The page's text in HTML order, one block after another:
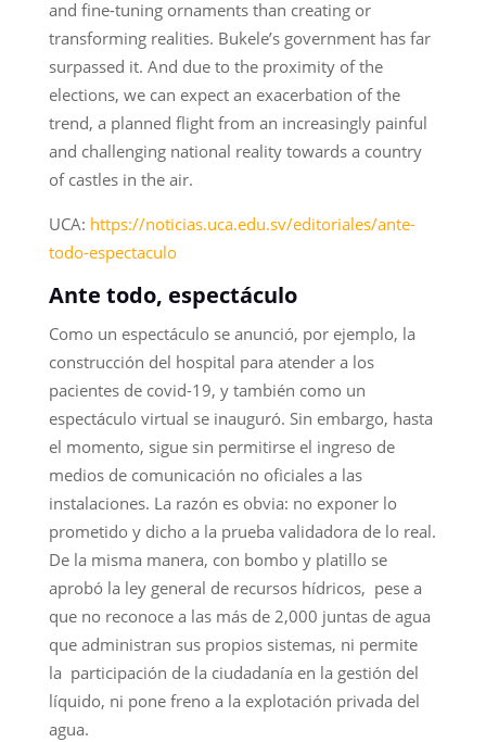
and fine-tuning ornaments than creating or
transforming realities. Bukele’s government has far
surpassed it. And due to the proximity of the
elections, we can expect an exacerbation of the
trend, a planned flight from an increasingly painful
and challenging national reality towards a country
of castles in the air.
UCA: https://noticias.uca.edu.sv/editoriales/ante-
todo-espectaculo
Ante todo, espectáculo
Como un espectáculo se anunció, por ejemplo, la
construcción del hospital para atender a los
pacientes de covid-19, y también como un
espectáculo virtual se inauguró. Sin embargo, hasta
el momento, sigue sin permitirse el ingreso de
medios de comunicación no oficiales a las
instalaciones. La razón es obvia: no exponer lo
prometido y dicho a la prueba validadora de lo real.
De la misma manera, con bombo y platillo se
aprobó la ley general de recursos hídricos, pese a
que no reconoce a las más de 2,000 juntas de agua
que administran sus propios sistemas, ni permite
la participación de la ciudadanía en la gestión del
líquido, ni pone freno a la explotación privada del
agua.